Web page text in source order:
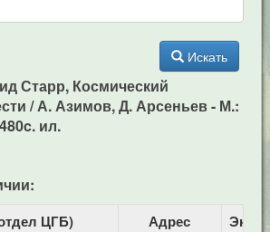
Искать
Старр, Космический
/ А. Азимов, Д. Арсеньев - М.:
ил.
ЦГБ) Адрес